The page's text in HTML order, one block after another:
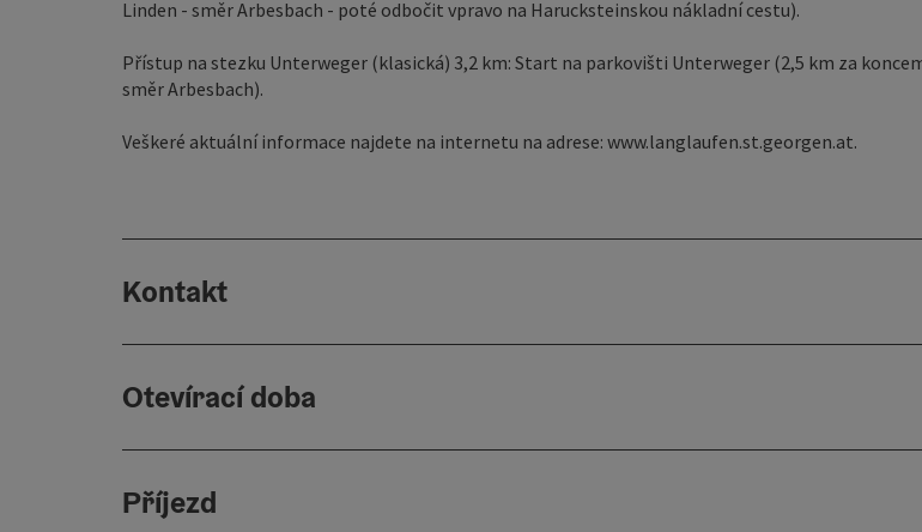
Linden - směr Arbesbach - poté odbočit vpravo na Harucksteinskou nákladní cestu).
Přístup na stezku Unterweger (klasická) 3,2 km: Start na parkovišti Unterweger (2,5 km za
směr Arbesbach).
Veškeré aktuální informace najdete na internetu na adrese: www.langlaufen.st.georgen.at.
Kontakt
Otevírací doba
Příjezd